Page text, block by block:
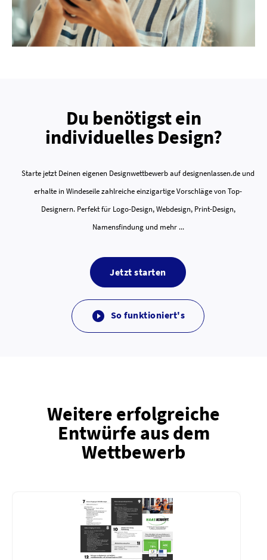
Du benötigst ein
individuelles Design?
Starte jetzt Deinen eigenen Designwettbewerb auf designenlassen.de und
erhalte in Windeseile zahlreiche einzigartige Vorschläge von Top-
Designern. Perfekt für Logo-Design, Webdesign, Print-Design,
Namensfindung und mehr ...
Jetzt starten
 So funktioniert's
Weitere erfolgreiche
Entwürfe aus dem
Wettbewerb